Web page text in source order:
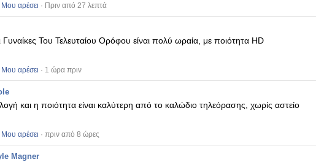
Μου αρέσει · Πριν από 27 λεπτά
Γυναίκες Του Τελευταίου Ορόφου είναι πολύ ωραία, με ποιότητα HD
Μου αρέσει · 1 ώρα πριν
και η ποιότητα είναι καλύτερη από το καλώδιο τηλεόρασης, χωρίς αστείο
Μου αρέσει · πριν από 8 ώρες
Magner